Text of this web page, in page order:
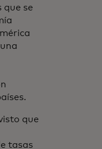
que se
que
tasas